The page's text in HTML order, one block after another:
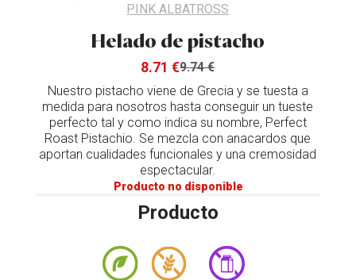
PINK ALBATROSS
Helado de pistacho
8.71 €9.74 €
Nuestro pistacho viene de Grecia y se tuesta a
medida para nosotros hasta conseguir un tueste
perfecto tal y como indica su nombre, Perfect
Roast Pistachio. Se mezcla con anacardos que
aportan cualidades funcionales y una cremosidad
espectacular.
Producto no disponible
Producto